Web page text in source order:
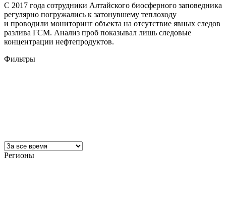
С 2017 года сотрудники Алтайского биосферного заповедника
регулярно погружались к затонувшему теплоходу
и проводили мониторинг объекта на отсутствие явных следов
разлива ГСМ. Анализ проб показывал лишь следовые
концентрации нефтепродуктов.
Фильтры
Регионы